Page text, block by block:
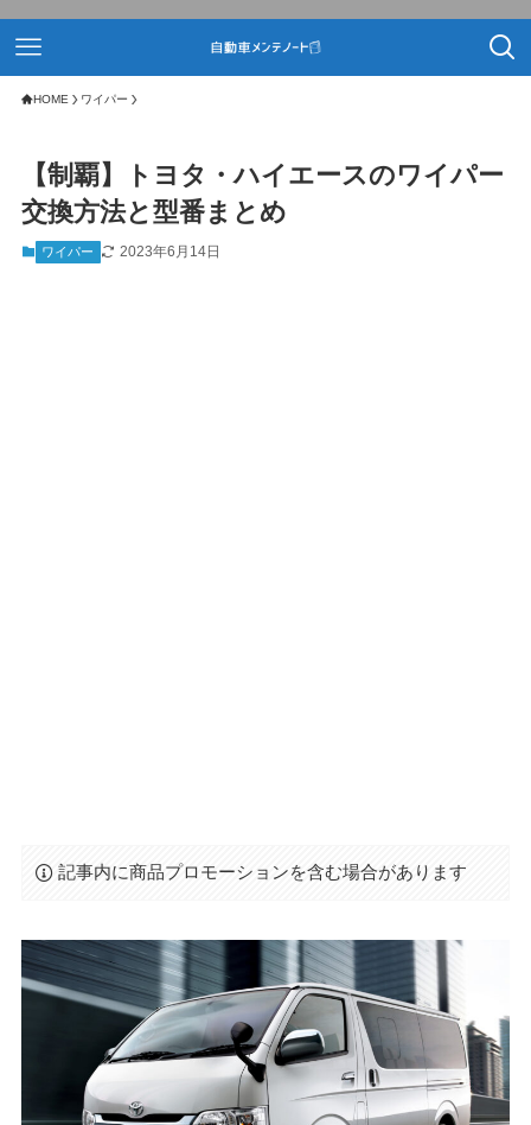
HOME ワイパー
【制覇】トヨタ・ハイエースのワイパー
交換方法と型番まとめ
ワイパー 2023年6月14日
記事内に商品プロモーションを含む場合があります